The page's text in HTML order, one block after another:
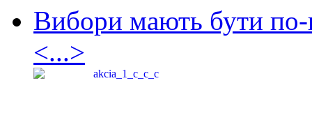
Вибори мають бути по-
<...>